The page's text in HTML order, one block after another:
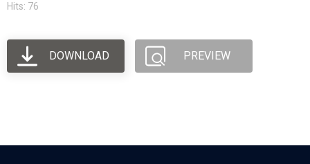
Hits: 76
DOWNLOAD PREVIEW